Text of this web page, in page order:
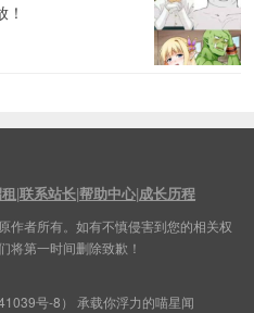
|联系站长|帮助中心|成长历程
作者所有。如有不慎侵害到您的相关权
将第一时间删除致歉！
号-8） 承载你浮力的喵星闻